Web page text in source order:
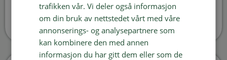
trafikken vår. Vi deler også informasjon
om din bruk av nettstedet vårt med våre
annonserings- og analysepartnere som
kan kombinere den med annen
informasjon du har gitt dem eller som de